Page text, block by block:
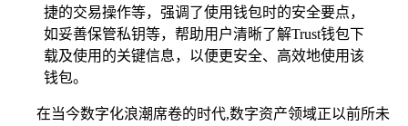
捷的交易操作等，强调了使用钱包时的安全要点，
如妥善保管私钥等，帮助用户清晰了解Trust钱包下
载及使用的关键信息，以便更安全、高效地使用该
钱包。
在当今数字化浪潮席卷的时代,数字资产领域正以前所未